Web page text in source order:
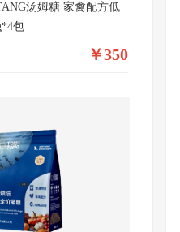
汤姆糖 家禽配方低
包
￥350